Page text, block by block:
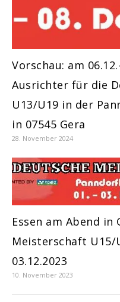
Vorschau: am
Ausrichter für die
U13/U19 in der
in 07545 Gera
28. November 2024
Essen am Abend in
Meisterschaft U15/
03.12.2023
10. November 2023